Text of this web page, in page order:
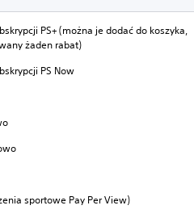
PS+ (można je dodać do koszyka,
żaden rabat)
PS Now
sportowe Pay Per View)